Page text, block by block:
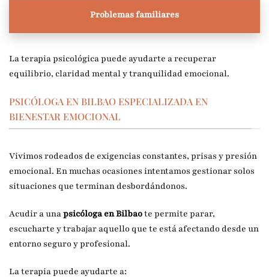
Problemas familiares
La terapia psicológica puede ayudarte a recuperar
equilibrio, claridad mental y tranquilidad emocional.
PSICÓLOGA EN BILBAO ESPECIALIZADA EN
BIENESTAR EMOCIONAL
Vivimos rodeados de exigencias constantes, prisas y presión
emocional. En muchas ocasiones intentamos gestionar solos
situaciones que terminan desbordándonos.
Acudir a unapsicóloga en Bilbaote permite parar,
escucharte y trabajar aquello que te está afectando desde un
entorno seguro y profesional.
La terapia puede ayudarte a: